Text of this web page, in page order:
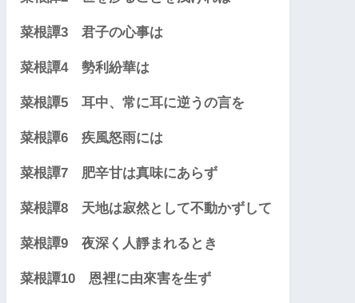
菜根譚3 君子の心事は
菜根譚4 勢利紛華は
菜根譚5 耳中、常に耳に逆うの言を
菜根譚6 疾風怒雨には
菜根譚7 肥辛甘は真味にあらず
菜根譚8 天地は寂然として不動かずして
菜根譚9 夜深く人靜まれるとき
菜根譚10 恩裡に由來害を生ず